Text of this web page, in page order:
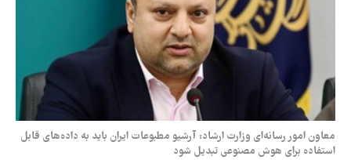
معاون امور رسانه‌ای وزارت ارشاد: آرشیو مطبوعات ایران باید به داده‌های قابل
استفاده برای هوش مصنوعی تبدیل شود